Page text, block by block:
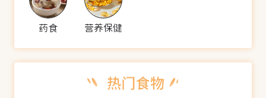
药食 营养保健